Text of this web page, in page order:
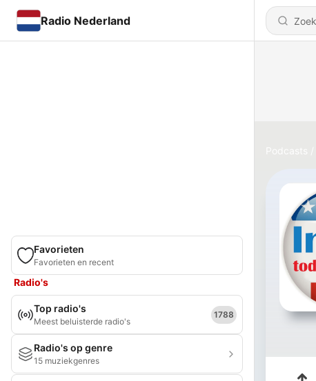
Radio Nederland
Favorieten
Favorieten en recent
Radio's
Top radio's
Meest beluisterde radio's
1788
Radio's op genre
15 muziekgenres
Podcasts